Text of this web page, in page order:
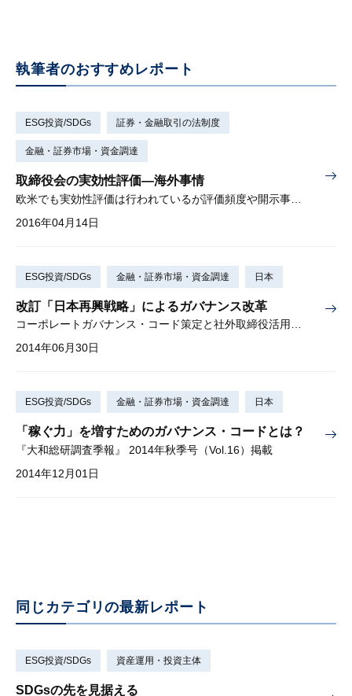
執筆者のおすすめレポート
ESG投資/SDGs 証券・金融取引の法制度
金融・証券市場・資金調達
取締役会の実効性評価—海外事情
2016年04月14日
ESG投資/SDGs 金融・証券市場・資金調達 日本
改訂「日本再興戦略」によるガバナンス改革
コーポレートガバナンス・コード策定と社外取締役活用を推進
2014年06月30日
ESG投資/SDGs 金融・証券市場・資金調達 日本
「稼ぐ力」を増すためのガバナンス・コードとは？
『大和総研調査季報』 2014年秋季号（Vol.16）掲載
2014年12月01日
同じカテゴリの最新レポート
ESG投資/SDGs 資産運用・投資主体
SDGsの先を見据える